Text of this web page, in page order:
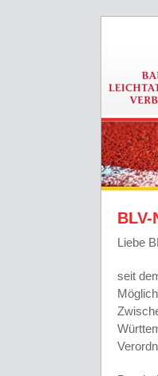
BLV-
Liebe
seit